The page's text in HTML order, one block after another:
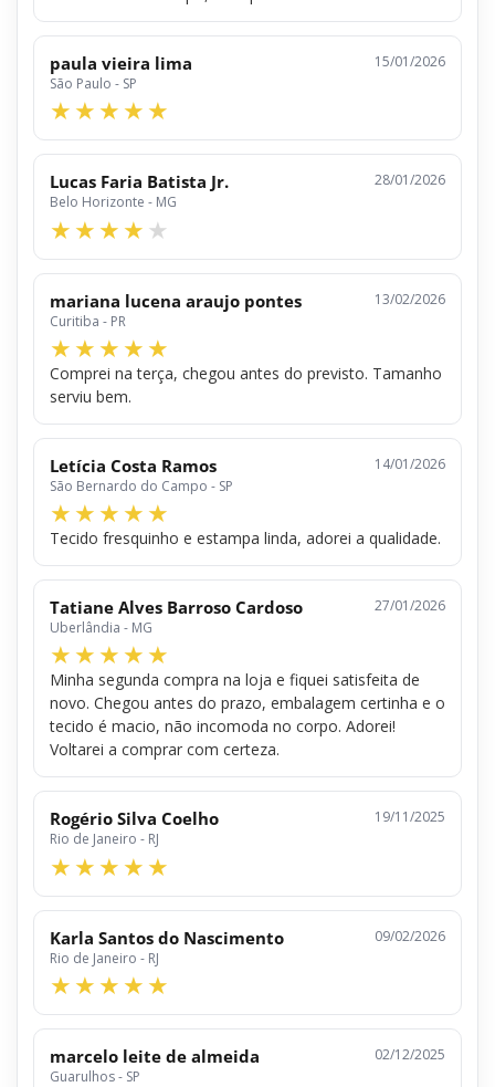
paula vieira lima
São Paulo - SP
15/01/2026
Lucas Faria Batista Jr.
Belo Horizonte - MG
28/01/2026
mariana lucena araujo pontes
Curitiba - PR
13/02/2026
Comprei na terça, chegou antes do previsto. Tamanho
serviu bem.
Letícia Costa Ramos
São Bernardo do Campo - SP
14/01/2026
Tecido fresquinho e estampa linda, adorei a qualidade.
Tatiane Alves Barroso Cardoso
Uberlândia - MG
27/01/2026
Minha segunda compra na loja e fiquei satisfeita de
novo. Chegou antes do prazo, embalagem certinha e o
tecido é macio, não incomoda no corpo. Adorei!
Voltarei a comprar com certeza.
Rogério Silva Coelho
Rio de Janeiro - RJ
19/11/2025
Karla Santos do Nascimento
Rio de Janeiro - RJ
09/02/2026
marcelo leite de almeida
Guarulhos - SP
02/12/2025